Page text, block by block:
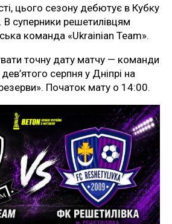
цього сезону дебютує в Кубку
В суперники решетилівцям
команда «Ukrainian Team».
точну дату матчу — команди
серпня у Дніпрі на
Початок мату о 14:00.